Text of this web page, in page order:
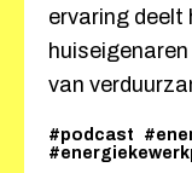
ervaring deelt
van
#podcast